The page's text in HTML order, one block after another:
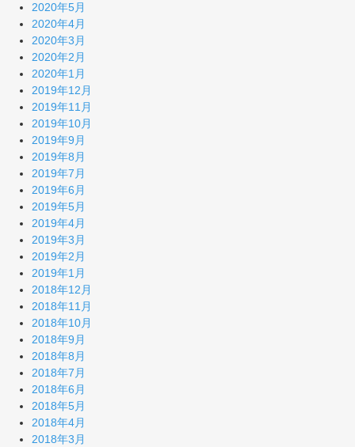
2020年5月
2020年4月
2020年3月
2020年2月
2020年1月
2019年12月
2019年11月
2019年10月
2019年9月
2019年8月
2019年7月
2019年6月
2019年5月
2019年4月
2019年3月
2019年2月
2019年1月
2018年12月
2018年11月
2018年10月
2018年9月
2018年8月
2018年7月
2018年6月
2018年5月
2018年4月
2018年3月